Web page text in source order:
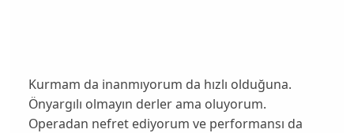
Kurmam da inanmıyorum da hızlı olduğuna.
Önyargılı olmayın derler ama oluyorum.
Operadan nefret ediyorum ve performansı da